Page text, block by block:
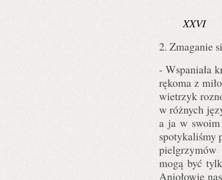
XXVI
2. Zmaganie
- Wspaniała
rękoma z
wietrzyk
w różnych
a ja w swoim
spotykaliśmy
pielgrzymów
mogą być
Aniołowie